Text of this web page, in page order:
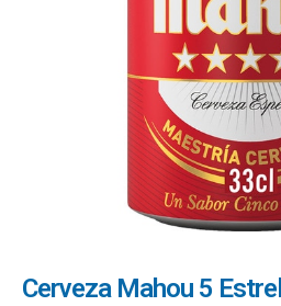
Cerveza Mahou 5